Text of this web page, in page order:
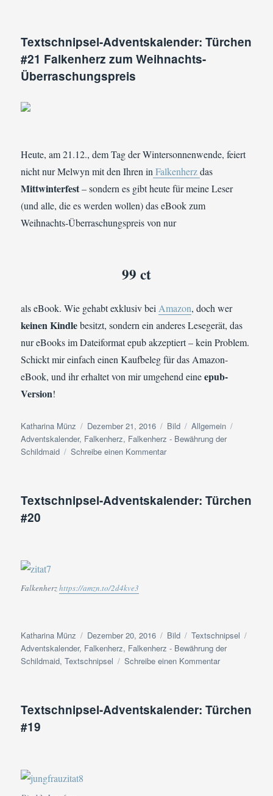
#22
Textschnipsel-Adventskalender: Türchen
#21 Falkenherz zum Weihnachts-
Überraschungspreis
Heute, am 21.12., dem Tag der Wintersonnenwende, feiert
nicht nur Melwyn mit den Ihren inFalkenherzdas
Mittwinterfest– sondern es gibt heute für meine Leser
(und alle, die es werden wollen) das eBook zum
Weihnachts-Überraschungspreis von nur
99 ct
als eBook. Wie gehabt exklusiv beiAmazon, doch wer
keinen Kindlebesitzt, sondern ein anderes Lesegerät, das
nur eBooks im Dateiformat epub akzeptiert – kein Problem.
Schickt mir einfach einen Kaufbeleg für das Amazon-
eBook, und ihr erhaltet von mir umgehend eineepub-
Version!
Autor
Katharina Münz
Veröffentlicht
am
Dezember 21, 2016 Format
Bild Kategorien
Allgemein
Adventskalender, Falkenherz, Falkenherz - Bewährung der
Schildmaid
Schreibe einen Kommentarzu
#21
Textschnipsel-Adventskalender: Türchen
#20
Falkenherzhttps://amzn.to/2d4kve3
Autor
Katharina Münz
Veröffentlicht
am
Dezember 20, 2016 Format
Bild Kategorien
Textschnipsel
Adventskalender, Falkenherz, Falkenherz - Bewährung der
Schildmaid,Textschnipsel Schreibe einen Kommentarzu
#20
Textschnipsel-Adventskalender: Türchen
#19